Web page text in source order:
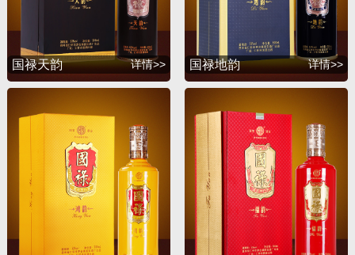
推出并运作了国宝系列产
品，年销售额突破1亿余
元。短短几年，公司在全
国各地建立了稳定的销售
渠道，产品销量持续攀
的支持与厚爱。2012年
初，公司为满足广大消费
者的诉求，联合深圳知名
包装设计公司胡景润工作
室、贵州大学酒体设计专
家吴天祥教授、贵州茅台
酒厂酿酒工程师梁明峰先
生，倾力推出战略品牌
国禄天韵 详情>> 国禄地韵 详情>>